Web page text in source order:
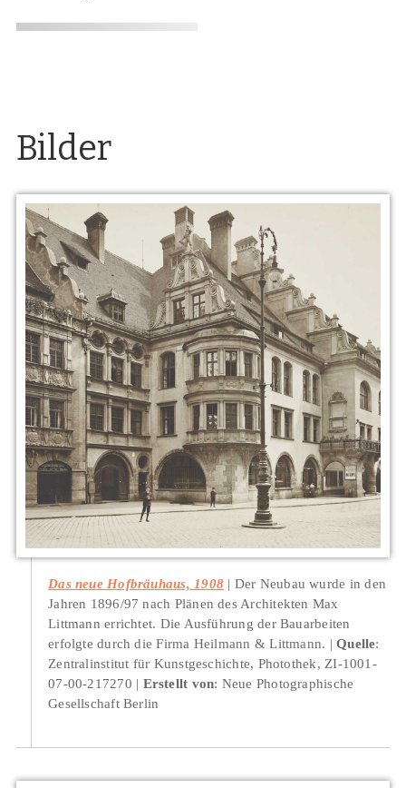
Bilder
Das neue Hofbräuhaus, 1908
Der Neubau wurde in den
Jahren 1896/97 nach Plänen des Architekten Max
Littmann errichtet. Die Ausführung der Bauarbeiten
erfolgte durch die Firma Heilmann & Littmann.
Quelle:
Zentralinstitut für Kunstgeschichte, Photothek, ZI-1001-
07-00-217270
Erstellt von: Neue Photographische
Gesellschaft Berlin